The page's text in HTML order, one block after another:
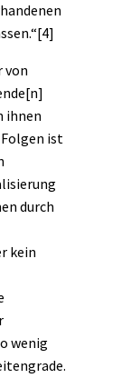
[4]
von
ihnen
ist
durch
kein
wenig